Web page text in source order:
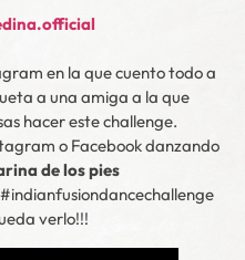
en la que cuento todo a
a una amiga a la que
hacer este challenge.
o Facebook danzando
de los pies
verlo!!!